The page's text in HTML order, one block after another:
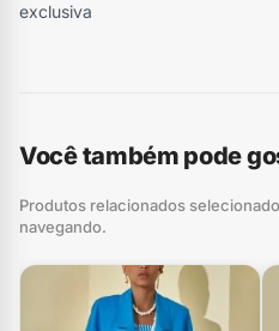
exclusiva
Você também pode
Produtos relacionados
navegando.